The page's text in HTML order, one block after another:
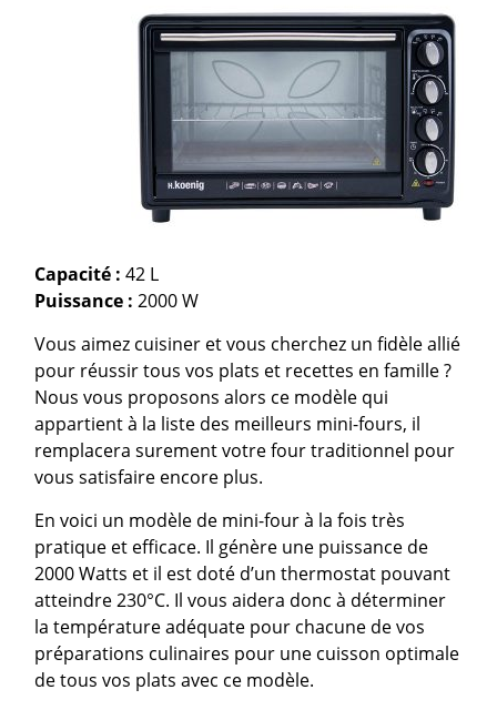
Capacité :42 L
Puissance :2000 W
Vous aimez cuisiner et vous cherchez un fidèle allié
pour réussir tous vos plats et recettes en famille ?
Nous vous proposons alors ce modèle qui
appartient à la liste des meilleurs mini-fours, il
remplacera surement votre four traditionnel pour
vous satisfaire encore plus.
En voici un modèle de mini-four à la fois très
pratique et efficace. Il génère une puissance de
2000 Watts et il est doté d’un thermostat pouvant
atteindre 230°C. Il vous aidera donc à déterminer
la température adéquate pour chacune de vos
préparations culinaires pour une cuisson optimale
de tous vos plats avec ce modèle.